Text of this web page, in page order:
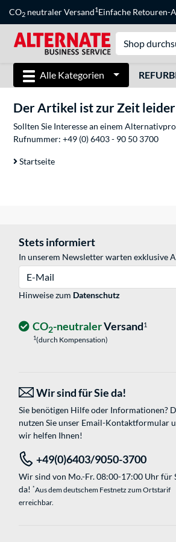
CO2 neutraler Versand1Einfache Retouren-
Alle Kategorien
Der Artikel ist zur Zeit
Sollten Sie Interesse an einem
Rufnummer: +49 (0) 6403 - 90 50 3700
Startseite
Stets informiert
In unserem Newsletter warten exklusive
Hinweise zum Datenschutz
CO2-neutralerVersand1
1(durch Kompensation)
Wir sind für Sie da!
Sie benötigen Hilfe oder Informationen?
nutzen Sie unser Email-Kontaktformular
wir helfen Ihnen!
+49(0)6403/9050-3700
Wir sind von Mo.-Fr. 08:00-17:00 Uhr für
da! *Aus dem deutschem Festnetz zum Ortstarif
erreichbar.